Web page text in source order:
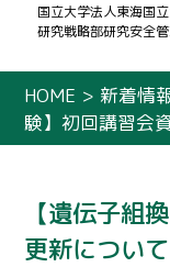
国立大学法人東海国
研究戦略部研究安全
HOME > 新着情
験】初回講習会
【遺伝子組
更新について